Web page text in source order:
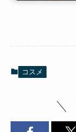
コスメ